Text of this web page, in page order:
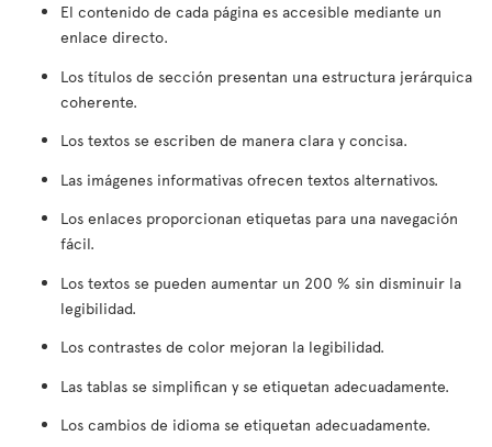
El contenido de cada página es accesible mediante un
enlace directo.
Los títulos de sección presentan una estructura jerárquica
coherente.
Los textos se escriben de manera clara y concisa.
Las imágenes informativas ofrecen textos alternativos.
Los enlaces proporcionan etiquetas para una navegación
fácil.
Los textos se pueden aumentar un 200 % sin disminuir la
legibilidad.
Los contrastes de color mejoran la legibilidad.
Las tablas se simplifican y se etiquetan adecuadamente.
Los cambios de idioma se etiquetan adecuadamente.